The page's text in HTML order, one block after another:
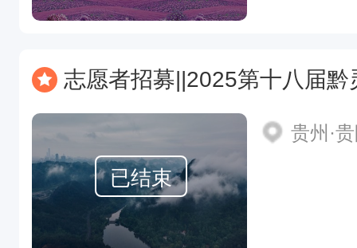
志愿者招募||2025第十八届
已结束
贵州·